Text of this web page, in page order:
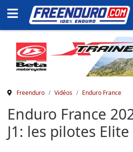
Freenduro Vidéos Enduro France
Enduro France
J1: les pilotes Elite